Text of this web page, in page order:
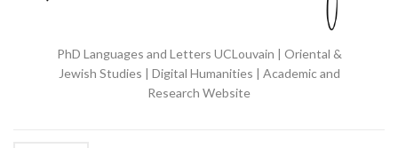
PhD Languages and Letters UCLouvain | Oriental &
Jewish Studies | Digital Humanities | Academic and
Research Website